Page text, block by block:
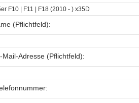
(Pflichtfeld):
Mail-Adresse (Pflichtfeld):